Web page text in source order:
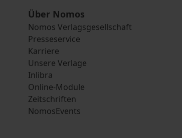
Über Nomos
Nomos Verlagsgesellschaft
Presseservice
Karriere
Unsere Verlage
Inlibra
Online-Module
Zeitschriften
NomosEvents